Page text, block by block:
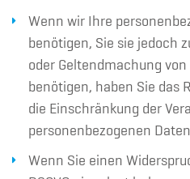
Wenn wir Ihre
benötigen, Sie sie jedoch
oder Geltendmachung
benötigen, haben Sie das
die Einschränkung der
personenbezogenen
Wenn Sie einen